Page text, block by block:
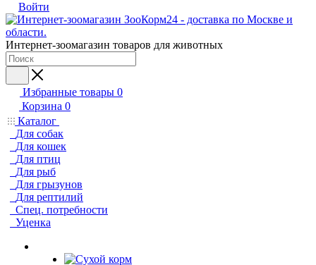
Войти
Интернет-зоомагазин товаров для животных
Избранные товары 0
Корзина 0
Каталог
Для собак
Для кошек
Для птиц
Для рыб
Для грызунов
Для рептилий
Спец. потребности
Уценка